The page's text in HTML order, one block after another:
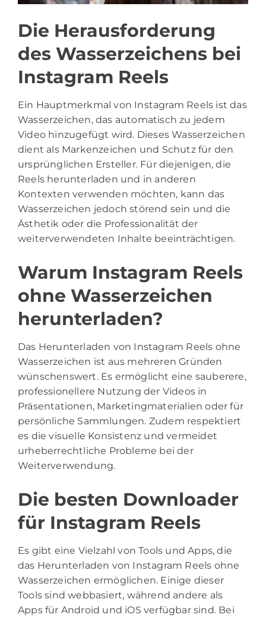
Die Herausforderung
des Wasserzeichens bei
Instagram Reels
Ein Hauptmerkmal von Instagram Reels ist das
Wasserzeichen, das automatisch zu jedem
Video hinzugefügt wird. Dieses Wasserzeichen
dient als Markenzeichen und Schutz für den
ursprünglichen Ersteller. Für diejenigen, die
Reels herunterladen und in anderen
Kontexten verwenden möchten, kann das
Wasserzeichen jedoch störend sein und die
Ästhetik oder die Professionalität der
weiterverwendeten Inhalte beeinträchtigen.
Warum Instagram Reels
ohne Wasserzeichen
herunterladen?
Das Herunterladen von Instagram Reels ohne
Wasserzeichen ist aus mehreren Gründen
wünschenswert. Es ermöglicht eine sauberere,
professionellere Nutzung der Videos in
Präsentationen, Marketingmaterialien oder für
persönliche Sammlungen. Zudem respektiert
es die visuelle Konsistenz und vermeidet
urheberrechtliche Probleme bei der
Weiterverwendung.
Die besten Downloader
für Instagram Reels
Es gibt eine Vielzahl von Tools und Apps, die
das Herunterladen von Instagram Reels ohne
Wasserzeichen ermöglichen. Einige dieser
Tools sind webbasiert, während andere als
Apps für Android und iOS verfügbar sind. Bei